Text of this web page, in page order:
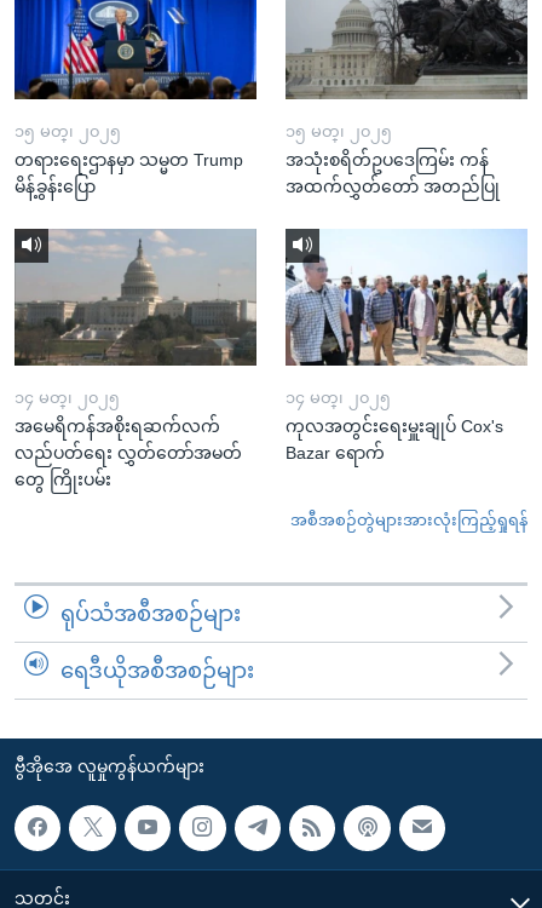
၁၅ မတ္၊ ၂၀၂၅
တရားရေးဌာနမှာ သမ္မတ Trump
မိန့်ခွန်းပြော
၁၅ မတ္၊ ၂၀၂၅
အသုံးစရိတ်ဥပဒေကြမ်း ကန်
အထက်လွှတ်တော် အတည်ပြု
၁၄ မတ္၊ ၂၀၂၅
အမေရိကန်အစိုးရဆက်လက်
လည်ပတ်ရေး လွှတ်တော်အမတ်
တွေ ကြိုးပမ်း
၁၄ မတ္၊ ၂၀၂၅
ကုလအတွင်းရေးမှူးချုပ် Cox's
Bazar ရောက်
အစီအစဉ်တွဲများအားလုံးကြည့်ရှုရန်
ရုပ်သံအစီအစဉ်များ
ရေဒီယိုအစီအစဉ်များ
ဗွီအိုအေ လူမှုကွန်ယက်များ
သတင်း